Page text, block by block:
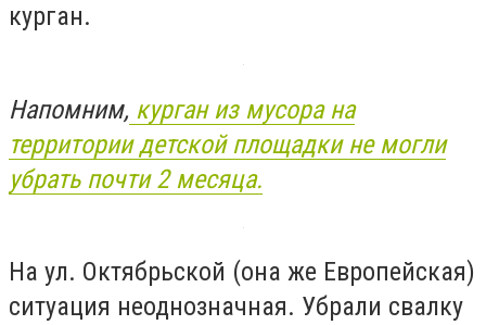
курган.
Напомним, курган из мусора на
территории детской площадки не могли
убрать почти 2 месяца.
На ул. Октябрьской (она же Европейская)
ситуация неоднозначная. Убрали свалку